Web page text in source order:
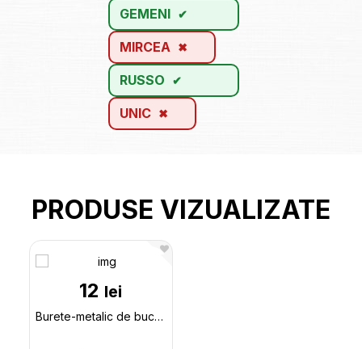
GEMENI
MIRCEA
RUSSO
UNIC
PRODUSE VIZUALIZATE
12 lei
Burete-metalic de bucatarie M2-126